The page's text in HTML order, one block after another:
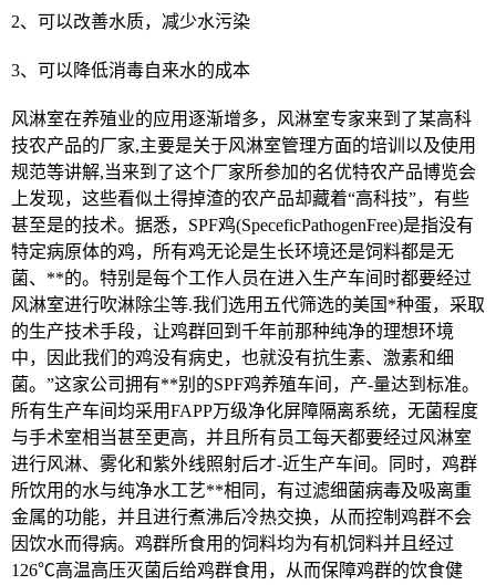
2、可以改善水质，减少水污染
3、可以降低消毒自来水的成本
风淋室在养殖业的应用逐渐增多，风淋室专家来到了某高科
技农产品的厂家,主要是关于风淋室管理方面的培训以及使用
规范等讲解,当来到了这个厂家所参加的名优特农产品博览会
上发现，这些看似土得掉渣的农产品却藏着“高科技”，有些
甚至是的技术。据悉，SPF鸡(SpeceficPathogenFree)是指没有
特定病原体的鸡，所有鸡无论是生长环境还是饲料都是无
菌、**的。特别是每个工作人员在进入生产车间时都要经过
风淋室进行吹淋除尘等.我们选用五代筛选的美国*种蛋，采取
的生产技术手段，让鸡群回到千年前那种纯净的理想环境
中，因此我们的鸡没有病史，也就没有抗生素、激素和细
菌。”这家公司拥有**别的SPF鸡养殖车间，产-量达到标准。
所有生产车间均采用FAPP万级净化屏障隔离系统，无菌程度
与手术室相当甚至更高，并且所有员工每天都要经过风淋室
进行风淋、雾化和紫外线照射后才-近生产车间。同时，鸡群
所饮用的水与纯净水工艺**相同，有过滤细菌病毒及吸离重
金属的功能，并且进行煮沸后冷热交换，从而控制鸡群不会
因饮水而得病。鸡群所食用的饲料均为有机饲料并且经过
126℃高温高压灭菌后给鸡群食用，从而保障鸡群的饮食健